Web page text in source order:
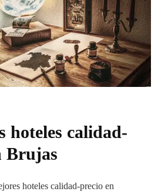
hoteles calidad-
Brujas
hoteles calidad-precio en